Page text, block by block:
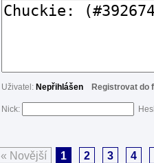
Uživatel: Nepřihlášen Registrovat do
Nick:
« Novější 1 2 3 4